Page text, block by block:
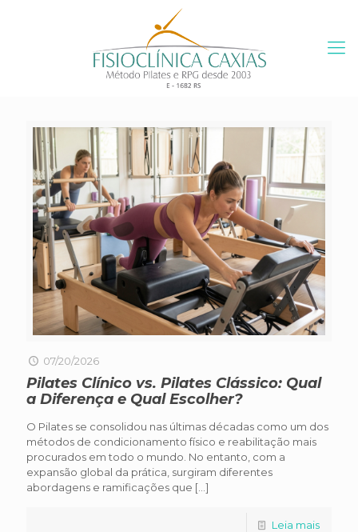
07/20/2026
Pilates Clínico vs. Pilates Clássico: Qual
a Diferença e Qual Escolher?
O Pilates se consolidou nas últimas décadas como um dos
métodos de condicionamento físico e reabilitação mais
procurados em todo o mundo. No entanto, com a
expansão global da prática, surgiram diferentes
abordagens e ramificações que […]
Leia mais